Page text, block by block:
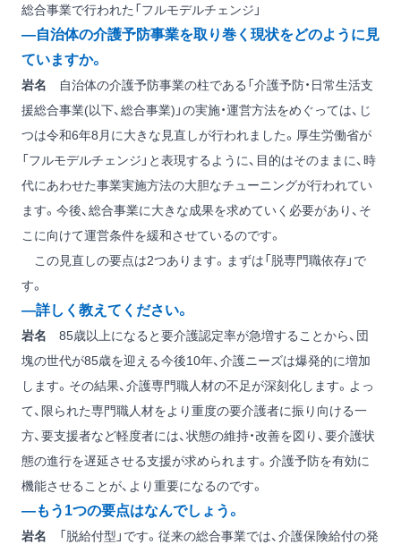
総合事業で行われた「フルモデルチェンジ」
―自治体の介護予防事業を取り巻く現状をどのように見
ていますか。
岩名 自治体の介護予防事業の柱である「介護予防・日常生活支
援総合事業(以下、総合事業)」の実施・運営方法をめぐっては、じ
つは令和6年8月に大きな見直しが行われました。厚生労働省が
「フルモデルチェンジ」と表現するように、目的はそのままに、時
代にあわせた事業実施方法の大胆なチューニングが行われてい
ます。今後、総合事業に大きな成果を求めていく必要があり、そ
こに向けて運営条件を緩和させているのです。
この見直しの要点は2つあります。まずは「脱専門職依存」で
す。
―詳しく教えてください。
岩名 85歳以上になると要介護認定率が急増することから、団
塊の世代が85歳を迎える今後10年、介護ニーズは爆発的に増加
します。その結果、介護専門職人材の不足が深刻化します。よっ
て、限られた専門職人材をより重度の要介護者に振り向ける一
方、要支援者など軽度者には、状態の維持・改善を図り、要介護状
態の進行を遅延させる支援が求められます。介護予防を有効に
機能させることが、より重要になるのです。
―もう1つの要点はなんでしょう。
岩名 「脱給付型」です。従来の総合事業では、介護保険給付の発